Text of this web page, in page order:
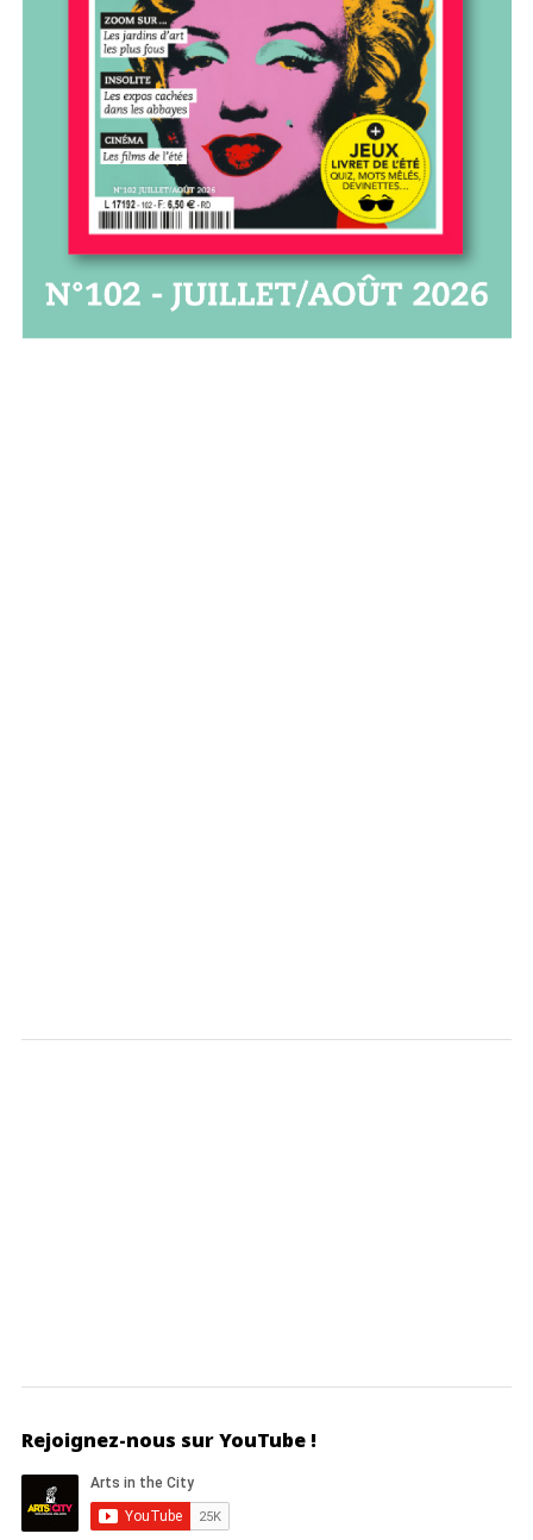
Rejoignez-nous sur YouTube !